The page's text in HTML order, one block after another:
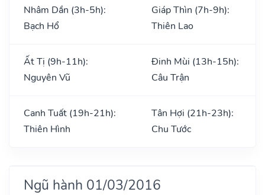
Nhâm Dần (3h-5h):
Bạch Hổ
Giáp Thìn (7h-9h):
Thiên Lao
Ất Tị (9h-11h):
Nguyên Vũ
Đinh Mùi (13h-15h):
Câu Trận
Canh Tuất (19h-21h):
Thiên Hình
Tân Hợi (21h-23h):
Chu Tước
Ngũ hành 01/03/2016